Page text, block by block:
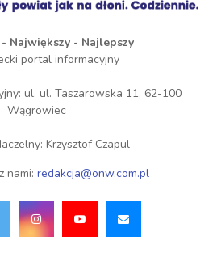
- Największy - Najlepszy
portal informacyjny
ul. ul. Taszarowska 11, 62-100
Wągrowiec
Krzysztof Czapul
nami: redakcja@onw.com.pl